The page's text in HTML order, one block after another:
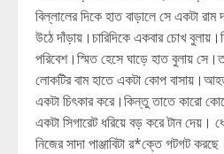
বিল্লালের দিকে হাত বাড়ালে সে একটা
উঠে দাঁড়ায়।চারিদিকে একবার চোখ
পরিবেশ।স্মিত হেসে ঘাড়ে হাত বুলায়
লোকটির বাম হাতে একটা কোপ
একটা চিৎকার করে।কিন্তু তাতে কারো
একটা সিগারেট ধরিয়ে বড় করে টান দেয়।
নিজের সাদা পাঞ্জাবিটা র*ক্তে গটগট